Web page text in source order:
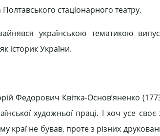
стаціонарного театру.
українською тематикою
історик України.
Федорович Квітка-Основ’яненко
художньої праці. І хоч усе
краї не бував, проте з різних